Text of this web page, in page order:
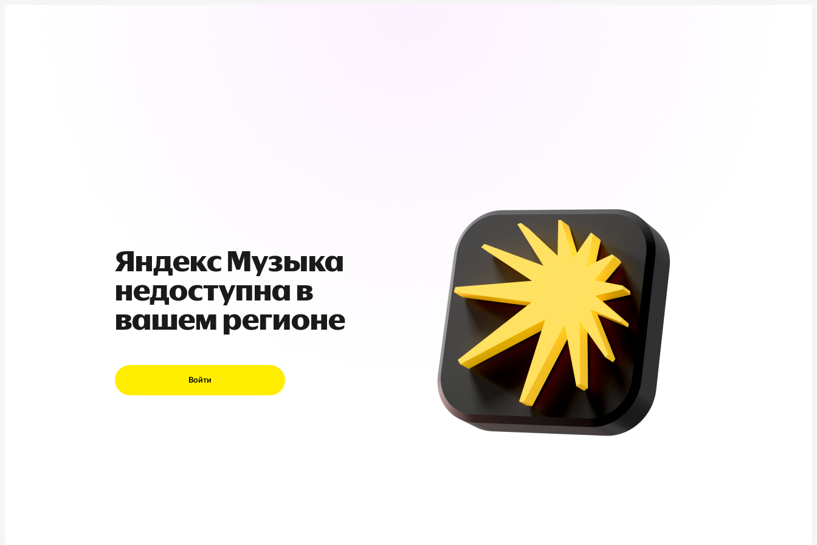
Яндекс Музыка
недоступна в
вашем регионе
Войти